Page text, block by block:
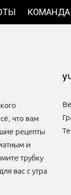
КОМАНДА
что вам
рецепты
и
трубку
вас с утра